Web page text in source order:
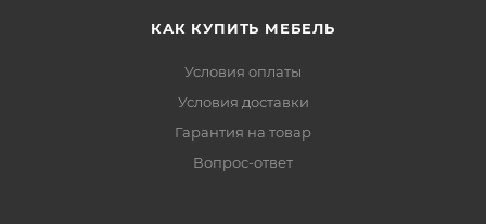
КАК КУПИТЬ МЕБЕЛЬ
Условия оплаты
Условия доставки
Гарантия на товар
Вопрос-ответ